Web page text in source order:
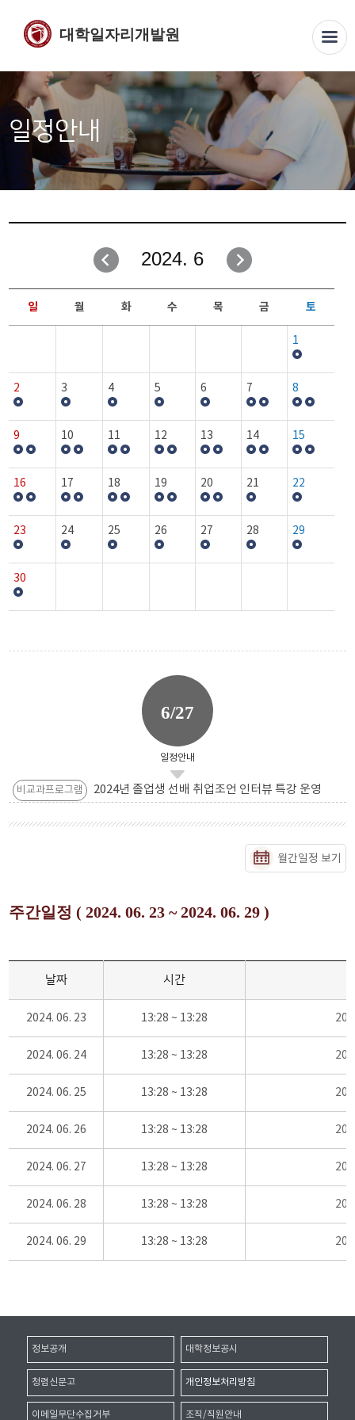
대학일자리개발원
일정안내
2024. 6
일 월 화 수 목 금 토
1
2 3 4 5 6 7 8
9 10 11 12 13 14 15
16 17 18 19 20 21 22
23 24 25 26 27 28 29
30
6/27
일정안내
비교과프로그램 2024년 졸업생 선배 취업조언 인터뷰 특강 운영
월간일정 보기
주간일정 ( 2024. 06. 23 ~ 2024. 06. 29 )
날짜 시간
2024. 06. 23 13:28 ~ 13:28
2024. 06. 24 13:28 ~ 13:28
2024. 06. 25 13:28 ~ 13:28
2024. 06. 26 13:28 ~ 13:28
2024. 06. 27 13:28 ~ 13:28
2024. 06. 28 13:28 ~ 13:28
2024. 06. 29 13:28 ~ 13:28
정보공개 대학정보공시
청렴신문고 개인정보처리방침
이메일무단수집거부 조직/직원안내